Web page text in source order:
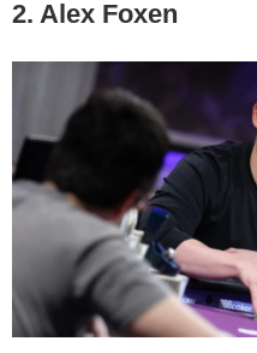
2. Alex Foxen